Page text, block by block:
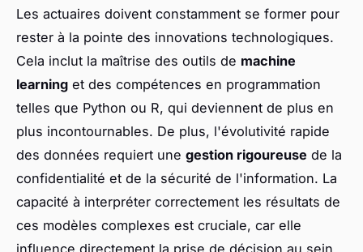
Les actuaires doivent constamment se former pour
rester à la pointe des innovations technologiques.
Cela inclut la maîtrise des outils de machine
learning et des compétences en programmation
telles que Python ou R, qui deviennent de plus en
plus incontournables. De plus, l'évolutivité rapide
des données requiert une gestion rigoureuse de la
confidentialité et de la sécurité de l'information. La
capacité à interpréter correctement les résultats de
ces modèles complexes est cruciale, car elle